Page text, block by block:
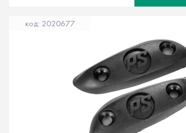
код: 2020677